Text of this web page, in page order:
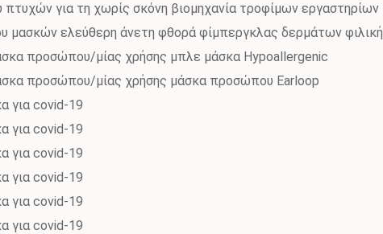
για τη χωρίς σκόνη βιομηχανία τροφίμων εργαστηρίων
μασκών ελεύθερη άνετη φθορά φίμπεργκλας δερμάτων φιλική
προσώπου/μίας χρήσης μπλε μάσκα Hypoallergenic
προσώπου/μίας χρήσης μάσκα προσώπου Earloop
για covid-19
για covid-19
για covid-19
για covid-19
για covid-19
για covid-19